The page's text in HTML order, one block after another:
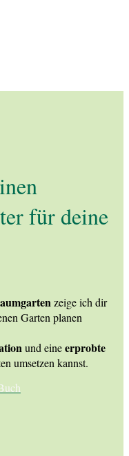
für deine
zeige ich dir
Garten planen
und eineerprobte
umsetzen kannst.